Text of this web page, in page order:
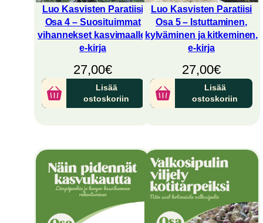
Luo Kasvisten Paratiisi
Osa 4 – Suosituimmat
vihannekset kasvimaalle,
e-kirja
27,00€
Lisää
ostoskoriin
Luo Kasvisten Paratiisi
Osa 5 – Istuttaminen,
kylväminen ja kitkeminen,
e-kirja
27,00€
Lisää
ostoskoriin